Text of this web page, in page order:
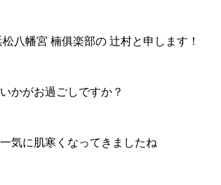
八幡宮 楠俱楽部の 辻村と申します！
かがお過ごしですか？
気に肌寒くなってきましたね